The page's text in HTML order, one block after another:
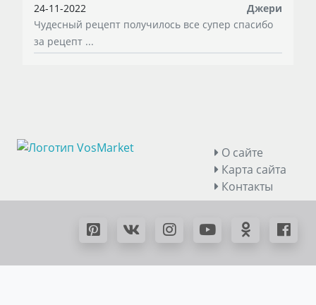
24-11-2022
Джери
Чудесный рецепт получилось все супер спасибо
за рецепт ...
О сайте
Карта сайта
Контакты